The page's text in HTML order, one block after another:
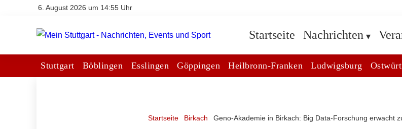
6. August 2026 um 14:55 Uhr
Startseite Nachrichten
Stuttgart Böblingen Esslingen Göppingen Heilbronn-Franken Ludwigsburg
Startseite Birkach Geno-Akademie in Birkach: Big Data-Forschung erwacht